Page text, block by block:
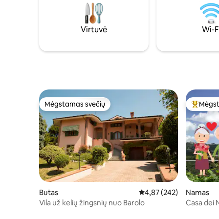
Nelle immediate vicinanze, fra gli a
letto è
del
Virtuvė Wi-
Mėgstamas svečių
Mėgstamas svečių
Butas Vidutinis įvertinimas:
4,87 (242)
Vila už kelių žingsnių nuo Barolo
Svečių
Namas
Casa dei